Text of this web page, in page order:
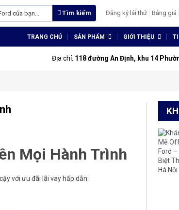
Tìm kiếm Đăng ký lái thử Bảng giá
TRANG CHỦ SẢN PHẨM GIỚI THIỆU
Địa chỉ: 118 đường An Định, khu 14
Mọi Hành Trình
với ưu đãi lãi vay hấp dẫn: